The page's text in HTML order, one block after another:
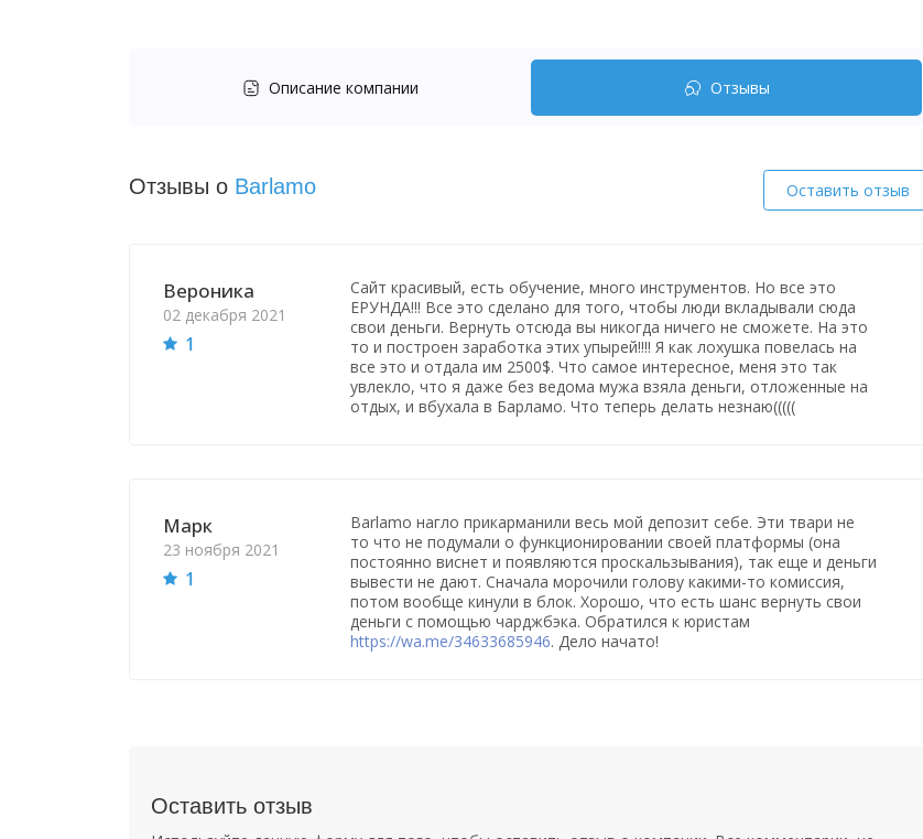
Описание компании Отзывы
Отзывы о Barlamo Оставить отзыв
Вероника
02 декабря 2021
1
Сайт красивый, есть обучение, много инструментов. Но все это
ЕРУНДА!!! Все это сделано для того, чтобы люди вкладывали сюда
свои деньги. Вернуть отсюда вы никогда ничего не сможете. На это
то и построен заработка этих упырей!!!! Я как лохушка повелась на
все это и отдала им 2500$. Что самое интересное, меня это так
увлекло, что я даже без ведома мужа взяла деньги, отложенные на
отдых, и вбухала в Барламо. Что теперь делать незнаю(((((
Марк
23 ноября 2021
1
Barlamo нагло прикарманили весь мой депозит себе. Эти твари не
то что не подумали о функционировании своей платформы (она
постоянно виснет и появляются проскальзывания), так еще и деньги
вывести не дают. Сначала морочили голову какими-то комиссия,
потом вообще кинули в блок. Хорошо, что есть шанс вернуть свои
деньги с помощью чарджбэка. Обратился к юристам
https://wa.me/34633685946. Дело начато!
Оставить отзыв